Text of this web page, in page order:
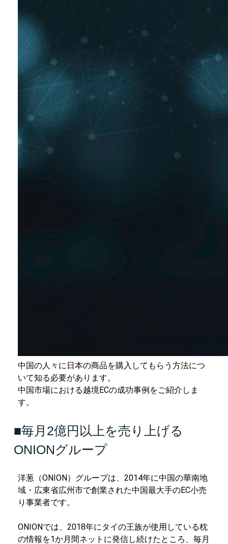
中国の人々に日本の商品を購入してもらう方法につ
いて知る必要があります。
中国市場における越境ECの成功事例をご紹介しま
す。
■毎月2億円以上を売り上げる
ONIONグループ
洋葱（ONION）グループは、2014年に中国の華南地
域・広東省広州市で創業された中国最大手のEC小売
り事業者です。
ONIONでは、2018年にタイの王族が使用している枕
の情報を1か月間ネットに発信し続けたところ、毎月